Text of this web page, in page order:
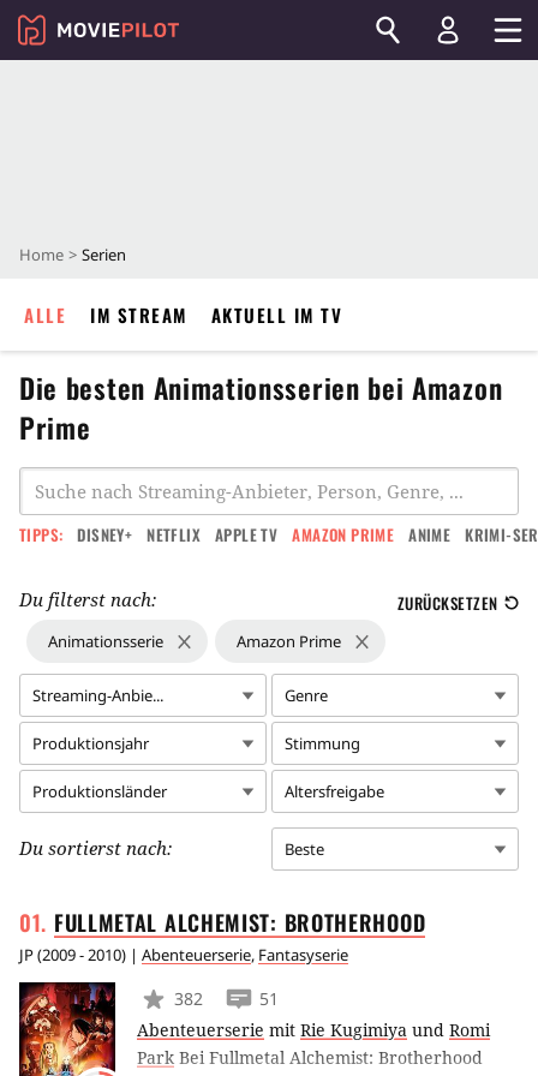
Home Serien
ALLE IM STREAM AKTUELL IM TV
Die besten Animationsserien bei Amazon
Prime
TIPPS: DISNEY+ NETFLIX APPLE TV AMAZON PRIME ANIME KRIMI-
Du filterst nach: ZURÜCKSETZEN
Animationsserie Amazon Prime
Streaming-Anbie... Genre
Produktionsjahr Stimmung
Produktionsländer Altersfreigabe
Du sortierst nach: Beste
FULLMETAL ALCHEMIST: BROTHERHOOD
JP(2009 - 2010) | Abenteuerserie, Fantasyserie
382
51
Abenteuerserie mit Rie Kugimiya und Romi
Park Bei Fullmetal Alchemist: Brotherhood